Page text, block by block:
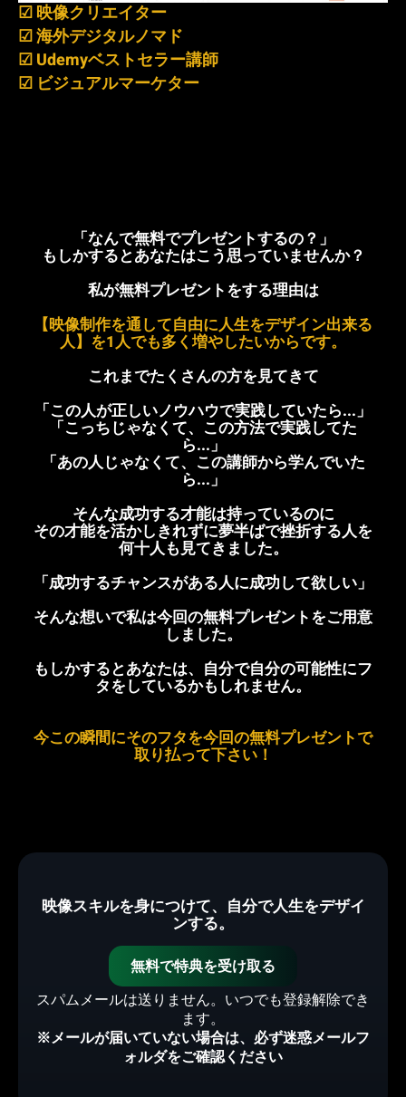
☑ 映像クリエイター
☑ 海外デジタルノマド
☑ Udemyベストセラー講師
☑ ビジュアルマーケター
「なんで無料でプレゼントするの？」
もしかするとあなたはこう思っていませんか？
私が無料プレゼントをする理由は
【映像制作を通して自由に人生をデザイン出来る
人】を1人でも多く増やしたいからです。
これまでたくさんの方を見てきて
「この人が正しいノウハウで実践していたら...」
「こっちじゃなくて、この方法で実践してた
ら...」
「あの人じゃなくて、この講師から学んでいた
ら...」
そんな成功する才能は持っているのに
その才能を活かしきれずに夢半ばで挫折する人を
何十人も見てきました。
「成功するチャンスがある人に成功して欲しい」
そんな想いで私は今回の無料プレゼントをご用意
しました。
もしかするとあなたは、自分で自分の可能性にフ
タをしているかもしれません。
今この瞬間にそのフタを今回の無料プレゼントで
取り払って下さい！
映像スキルを身につけて、自分で人生をデザイ
ンする。
無料で特典を受け取る
スパムメールは送りません。いつでも登録解除でき
ます。
※メールが届いていない場合は、必ず迷惑メールフ
ォルダをご確認ください